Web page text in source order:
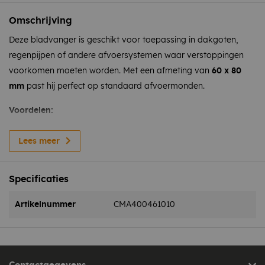
Omschrijving
Deze bladvanger is geschikt voor toepassing in dakgoten,
regenpijpen of andere afvoersystemen waar verstoppingen
voorkomen moeten worden. Met een afmeting van 60 x 80
mm past hij perfect op standaard afvoermonden.
Voordelen:
Gemaakt van stevig en weersbestendig kunststof (PE)
Rechthoekige vorm voor optimale pasvorm
Lees meer
Specificaties
Artikelnummer CMA400461010